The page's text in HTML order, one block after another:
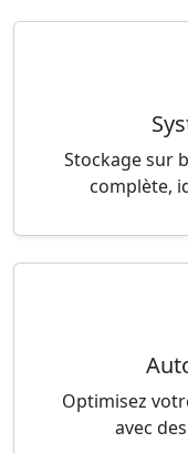
Stockage sur
complète,
Optimisez
avec